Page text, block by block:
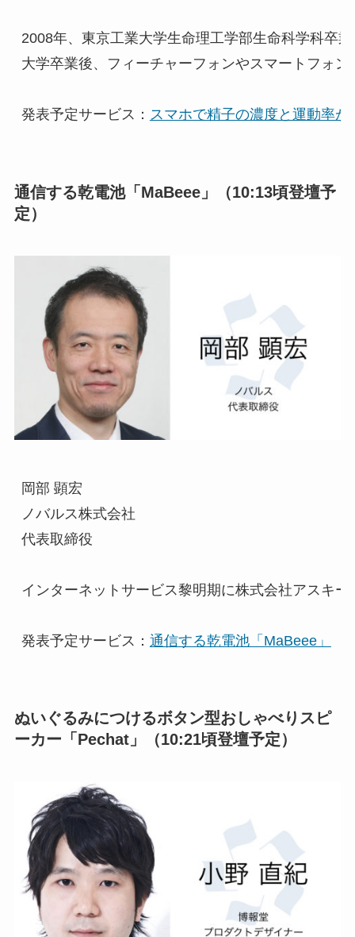
2008年、東京工業大学生命理工学部生命科学科卒
大学卒業後、フィーチャーフォンやスマートフォ
発表予定サービス： スマホで精子の濃度と運動率
通信する乾電池「MaBeee」（10:13頃登壇予
定）
岡部 顕宏
ノバルス株式会社
代表取締役
インターネットサービス黎明期に株式会社アスキ
発表予定サービス： 通信する乾電池「MaBeee」
ぬいぐるみにつけるボタン型おしゃべりスピ
ーカー「Pechat」（10:21頃登壇予定）